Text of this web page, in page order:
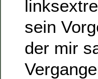
sein
der mir